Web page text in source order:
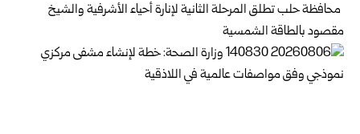
محافظة حلب تطلق المرحلة الثانية لإنارة أحياء الأشرفية والشيخ
مقصود بالطاقة الشمسية